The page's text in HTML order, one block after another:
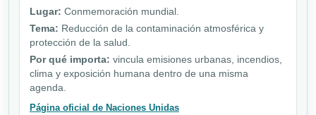
Lugar: Conmemoración mundial.
Tema: Reducción de la contaminación atmosférica y
protección de la salud.
Por qué importa: vincula emisiones urbanas, incendios,
clima y exposición humana dentro de una misma
agenda.
Página oficial de Naciones Unidas